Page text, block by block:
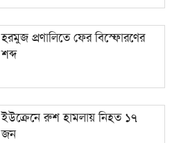
হরমুজ প্রণালিতে ফের বিস্ফোরণের
শব্দ
ইউক্রেনে রুশ হামলায় নিহত ১৭
জন